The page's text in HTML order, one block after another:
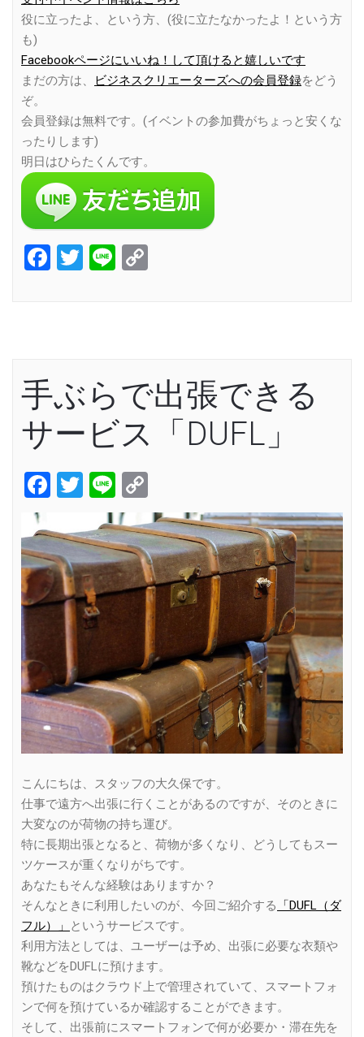
役に立ったよ、という方、(役に立たなかったよ！という方
も)
Facebookページにいいね！して頂けると嬉しいです
まだの方は、
ビジネスクリエーターズへの会員登録をどう
ぞ。
会員登録は無料です。(イベントの参加費がちょっと安くな
ったりします)
明日はひらたくんです。
Facebook
Twitter
Line
手ぶらで出張できる
サービス「DUFL」
Facebook
Twitter
Line
Link
こんにちは、スタッフの大久保です。
仕事で遠方へ出張に行くことがあるのですが、そのときに
大変なのが荷物の持ち運び。
特に長期出張となると、荷物が多くなり、どうしてもスー
ツケースが重くなりがちです。
あなたもそんな経験はありますか？
そんなときに利用したいのが、今回ご紹介する
「DUFL（ダ
フル）」
というサービスです。
利用方法としては、ユーザーは予め、出張に必要な衣類や
靴などをDUFLに預けます。
預けたものはクラウド上で管理されていて、スマートフォ
ンで何を預けているか確認することができます。
そして、出張前にスマートフォンで何が必要か・滞在先を